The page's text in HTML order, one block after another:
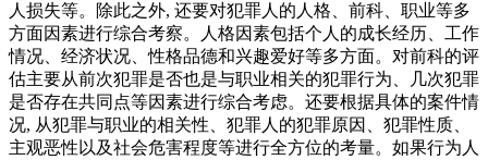
人损失等。除此之外, 还要对犯罪人的人格、前科、职业等多
方面因素进行综合考察。人格因素包括个人的成长经历、工作
情况、经济状况、性格品德和兴趣爱好等多方面。对前科的评
估主要从前次犯罪是否也是与职业相关的犯罪行为、几次犯罪
是否存在共同点等因素进行综合考虑。还要根据具体的案件情
况, 从犯罪与职业的相关性、犯罪人的犯罪原因、犯罪性质、
主观恶性以及社会危害程度等进行全方位的考量。如果行为人